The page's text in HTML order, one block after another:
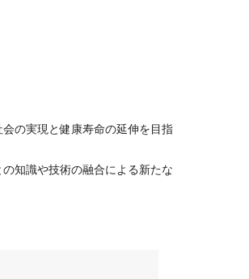
の実現と健康寿命の延伸を目指
知識や技術の融合による新たな